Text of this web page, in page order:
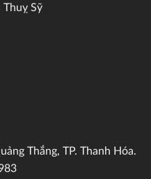
Sỹ
Thắng, TP. Thanh Hóa.